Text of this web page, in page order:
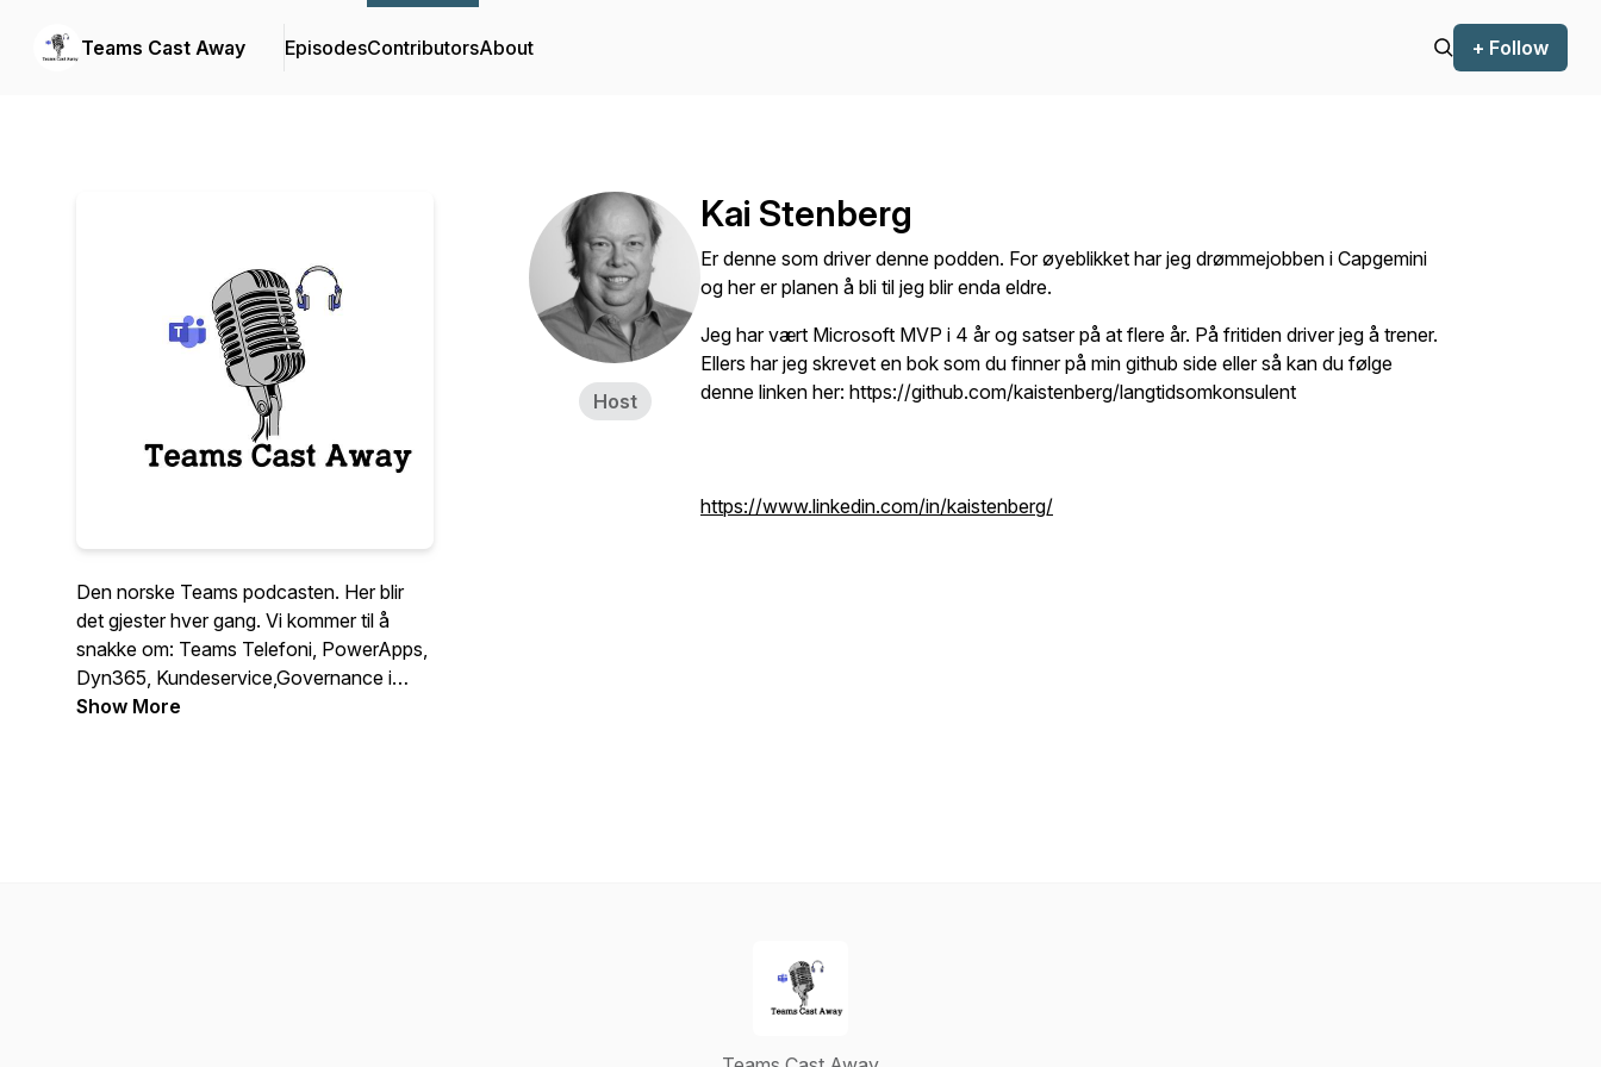
Teams Cast Away EpisodesContributorsAbout + Follow
Den norske Teams podcasten. Her blir
det gjester hver gang. Vi kommer til å
snakke om: Teams Telefoni, PowerApps,
Dyn365, Kundeservice,Governance i
Teams, Nyheter, Effektivisering, Migrering
Show More
Host
Kai Stenberg
Er denne som driver denne podden. For øyeblikket har jeg drømmejobben i Capgemini
og her er planen å bli til jeg blir enda eldre.
Jeg har vært Microsoft MVP i 4 år og satser på at flere år. På fritiden driver jeg å trener.
Ellers har jeg skrevet en bok som du finner på min github side eller så kan du følge
denne linken her: https://github.com/kaistenberg/langtidsomkonsulent
https://www.linkedin.com/in/kaistenberg/